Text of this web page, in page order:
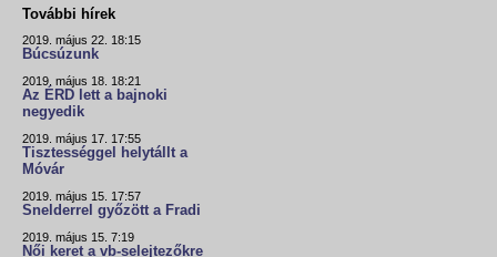
További hírek
2019. május 22. 18:15
Búcsúzunk
2019. május 18. 18:21
Az ÉRD lett a bajnoki
negyedik
2019. május 17. 17:55
Tisztességgel helytállt a
Móvár
2019. május 15. 17:57
Snelderrel győzött a Fradi
2019. május 15. 7:19
Női keret a vb-selejtezőkre